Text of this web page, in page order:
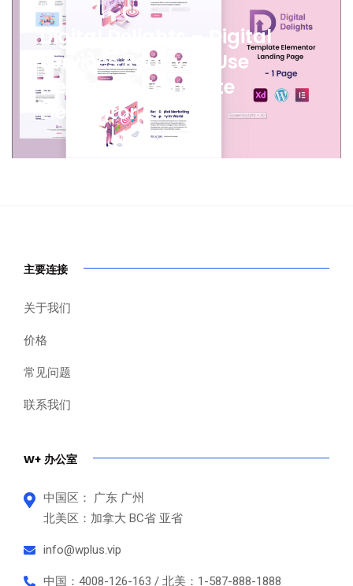
科技
Digital Delights – Digital
Services Ready to Use
Elementor Template
Elementor Kit
主要连接
关于我们
价格
常见问题
联系我们
W+ 办公室
中国区： 广东 广州
北美区：加拿大 BC省 亚省
info@wplus.vip
中国：4008-126-163 / 北美：1-587-888-1888